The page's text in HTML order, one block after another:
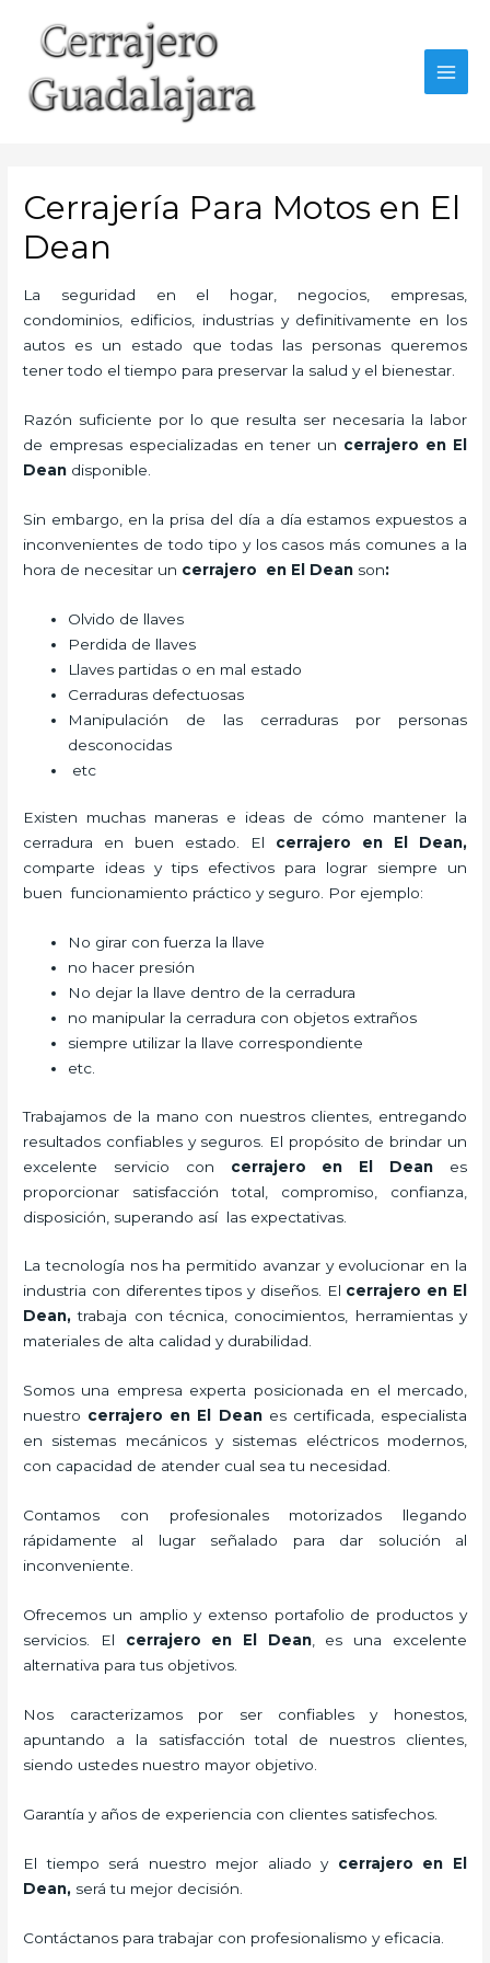
contenido
Cerrajería Para Motos en El
Dean
La seguridad en el hogar, negocios, empresas,
condominios, edificios, industrias y definitivamente en los
autos es un estado que todas las personas queremos
tener todo el tiempo para preservar la salud y el bienestar.
Razón suficiente por lo que resulta ser necesaria la labor
de empresas especializadas en tener un cerrajero en El
Dean disponible.
Sin embargo, en la prisa del día a día estamos expuestos a
inconvenientes de todo tipo y los casos más comunes a la
hora de necesitar un cerrajero en El Dean son:
Olvido de llaves
Perdida de llaves
Llaves partidas o en mal estado
Cerraduras defectuosas
Manipulación de las cerraduras por personas
desconocidas
etc
Existen muchas maneras e ideas de cómo mantener la
cerradura en buen estado. El cerrajero en El Dean,
comparte ideas y tips efectivos para lograr siempre un
buen funcionamiento práctico y seguro. Por ejemplo:
No girar con fuerza la llave
no hacer presión
No dejar la llave dentro de la cerradura
no manipular la cerradura con objetos extraños
siempre utilizar la llave correspondiente
etc.
Trabajamos de la mano con nuestros clientes, entregando
resultados confiables y seguros. El propósito de brindar un
excelente servicio con cerrajero en El Dean es
proporcionar satisfacción total, compromiso, confianza,
disposición, superando así las expectativas.
La tecnología nos ha permitido avanzar y evolucionar en la
industria con diferentes tipos y diseños. El cerrajero en El
Dean,trabaja con técnica, conocimientos, herramientas y
materiales de alta calidad y durabilidad.
Somos una empresa experta posicionada en el mercado,
nuestro cerrajero en El Deanes certificada, especialista
en sistemas mecánicos y sistemas eléctricos modernos,
con capacidad de atender cual sea tu necesidad.
Contamos con profesionales motorizados llegando
rápidamente al lugar señalado para dar solución al
inconveniente.
Ofrecemos un amplio y extenso portafolio de productos y
servicios. El cerrajero en El Dean, es una excelente
alternativa para tus objetivos.
Nos caracterizamos por ser confiables y honestos,
apuntando a la satisfacción total de nuestros clientes,
siendo ustedes nuestro mayor objetivo.
Garantía y años de experiencia con clientes satisfechos.
El tiempo será nuestro mejor aliado y cerrajero en El
Dean, será tu mejor decisión.
Contáctanos para trabajar con profesionalismo y eficacia.